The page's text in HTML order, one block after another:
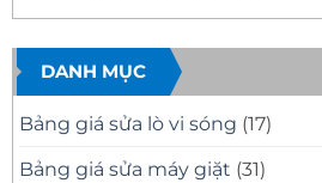
Nhanh,
Đúng
Bệnh
Uy
Có
Mặt
Nhanh
Sau
Phút
Sửa
Samsung
Tại
Nhà
Quận
Chuyên
Samsung
8
–
DANH MỤC
Bảng giá sửa lò vi sóng (17)
Bảng giá sửa máy giặt (31)